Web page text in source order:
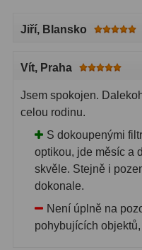
Jiří, Blansko
Vít, Praha
Jsem spokojen.
celou rodinu.
S dokoupenými
optikou, jde měsíc a
skvěle. Stejně i
dokonale.
Není úplně na
pohybujících